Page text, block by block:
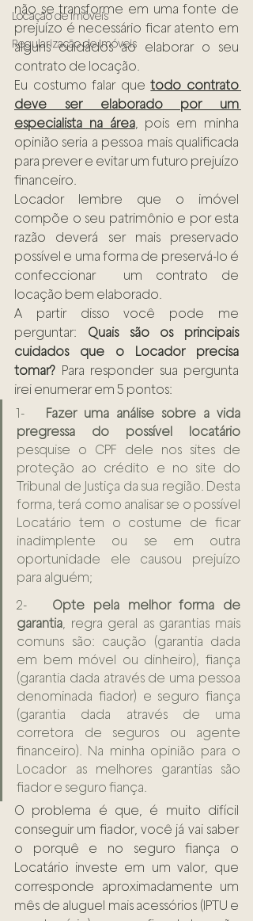
Locação de Imóveis
Regularização de Imóveis
não se transforme em uma fonte de
prejuízo é necessário ficar atento em
alguns cuidados ao elaborar o seu
contrato de locação.
Eu costumo falar que todo contrato
deve ser elaborado por um
especialista na área, pois em minha
opinião seria a pessoa mais qualificada
para prever e evitar um futuro prejuízo
financeiro.
Locador lembre que o imóvel
compõe o seu patrimônio e por esta
razão deverá ser mais preservado
possível e uma forma de preservá-lo é
confeccionar  um contrato de
locação bem elaborado.
A partir disso você pode me
perguntar: Quais são os principais
cuidados que o Locador precisa
tomar? Para responder sua pergunta
irei enumerar em 5 pontos:
1- Fazer uma análise sobre a vida
pregressa do possível locatário
pesquise o CPF dele nos sites de
proteção ao crédito e no site do
Tribunal de Justiça da sua região. Desta
forma, terá como analisar se o possível
Locatário tem o costume de ficar
inadimplente ou se em outra
oportunidade ele causou prejuízo
para alguém;
2- Opte pela melhor forma de
garantia , regra geral as garantias mais
comuns são: caução (garantia dada
em bem móvel ou dinheiro), fiança
(garantia dada através de uma pessoa
denominada fiador) e seguro fiança
(garantia dada através de uma
corretora de seguros ou agente
financeiro). Na minha opinião para o
Locador as melhores garantias são
fiador e seguro fiança.
O problema é que, é muito difícil
conseguir um fiador, você já vai saber
o porquê e no seguro fiança o
Locatário investe em um valor, que
corresponde aproximadamente um
mês de aluguel mais acessórios (IPTU e